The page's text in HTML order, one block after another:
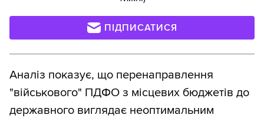
ПІДПИСАТИСЯ
Аналіз показує, що перенаправлення
"військового" ПДФО з місцевих бюджетів до
державного виглядає неоптимальним